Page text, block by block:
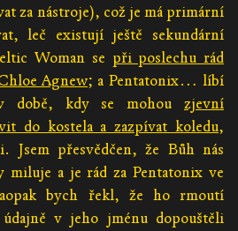
za nástroje), což je má primární
leč existují ještě sekundární
Woman se při poslechu rád
Agnew; a Pentatonix… líbí
době, kdy se mohou zjevní
do kostela a zazpívat koledu,
Jsem přesvědčen, že Bůh nás
miluje a je rád za Pentatonix ve
bych řekl, že ho rmoutí
v jeho jménu dopouštěli